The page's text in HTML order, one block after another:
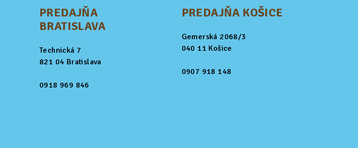
PREDAJŇA
BRATISLAVA
Technická 7
821 04 Bratislava
0918 969 846
PREDAJŇA KOŠICE
Gemerská 2068/3
040 11 Košice
0907 918 148